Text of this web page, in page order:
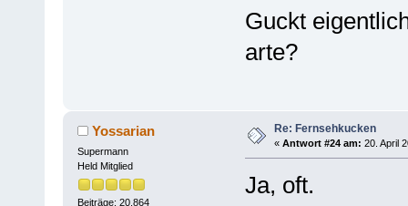
Guckt
arte?
Yossarian
Supermann
Held Mitglied
Beiträge: 20.864
Re: Fernsehkucken
« Antwort #24 am: 20. April
Ja, oft.